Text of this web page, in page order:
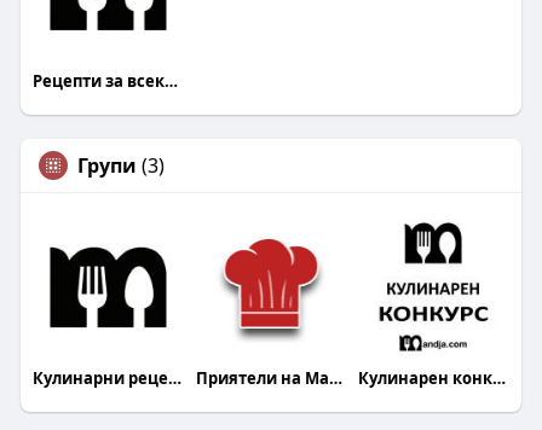
Рецепти за всеки Mandja.bg
Групи (3)
Кулинарни рецепти Приятели на Mandja.bg Кулинарен конкурс